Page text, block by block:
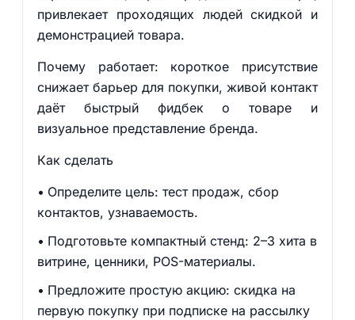
привлекает проходящих людей скидкой и
демонстрацией товара.
Почему работает: короткое присутствие
снижает барьер для покупки, живой контакт
даёт быстрый фидбек о товаре и
визуальное представление бренда.
Как сделать
Определите цель: тест продаж, сбор
контактов, узнаваемость.
Подготовьте компактный стенд: 2–3 хита в
витрине, ценники, POS-материалы.
Предложите простую акцию: скидка на
первую покупку при подписке на рассылку